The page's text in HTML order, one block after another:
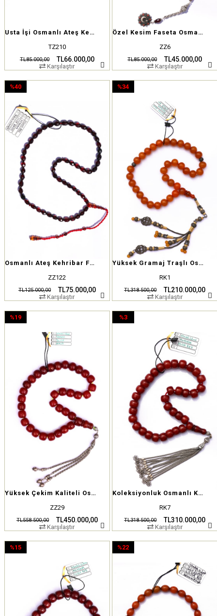
Usta İşi Osmanlı Ateş Kehribar
TZ210
TL66.000,00
TL85.000,00
Karşılaştır
Özel Kesim Faseta Osmanlı Ateş
ZZ6
TL45.000,00
TL85.000,00
Karşılaştır
Osmanlı Ateş Kehribar Faseta Kesim
ZZ122
TL75.000,00
TL125.000,00
%40
%40İndirim
Karşılaştır
Yüksek Gramaj Traşlı Osmanlı Kehribar Tesbih
RK1
TL210.000,00
TL318.500,00
%34
Karşılaştır
Yüksek Çekim Kaliteli Osmanlı Kehribar Tesbih
ZZ29
TL450.000,00
TL558.500,00
%19
Karşılaştır
Koleksiyonluk Osmanlı Kehribar Tesbih
RK7
TL310.000,00
TL318.500,00
%3
Karşılaştır
%15
%22